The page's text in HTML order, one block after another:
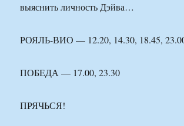
выяснить личность Дэйва…
РОЯЛЬ-ВИО — 12.20, 14.30, 18.45,
ПОБЕДА — 17.00, 23.30
ПРЯЧЬСЯ!